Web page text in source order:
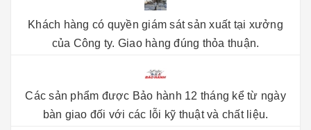
Khách hàng có quyền giám sát sản xuất tại xưởng
của Công ty. Giao hàng đúng thỏa thuận.
Các sản phẩm được Bảo hành 12 tháng kể từ ngày
bàn giao đối với các lỗi kỹ thuật và chất liệu.